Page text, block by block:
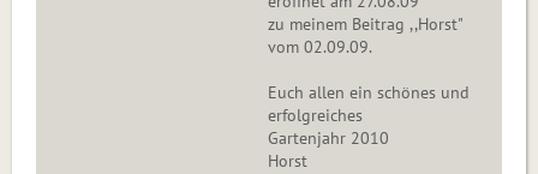
zu meinem Beitrag ,,Horst"
vom 02.09.09.
Euch allen ein schönes und
erfolgreiches
Gartenjahr 2010
Horst